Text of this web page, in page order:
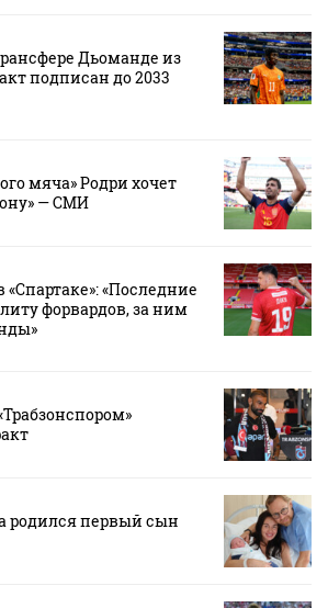
Дьоманде из
подписан до 2033
мяча» Родри хочет
— СМИ
«Последние
форвардов, за ним
родился первый сын